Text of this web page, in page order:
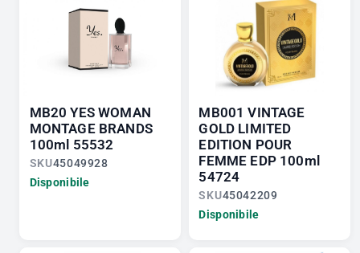
MB20 YES WOMAN
MONTAGE BRANDS
100ml 55532
SKU45049928
Disponibile
MB001 VINTAGE
GOLD LIMITED
EDITION POUR
FEMME EDP 100ml
54724
SKU45042209
Disponibile